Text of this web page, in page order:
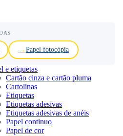
Papel fotocópia
e etiquetas
Cartão cinza e cartão pluma
Cartolinas
Etiquetas
Etiquetas adesivas
Etiquetas adesivas de anéis
Papel continuo
Papel de cor